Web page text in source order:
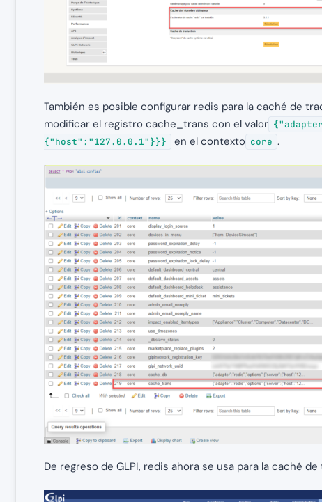
También es posible configurar redis para la caché de
modificar el registro cache_trans con el valor
{"host":"127.0.0.1"}}}
en el contexto core .
De regreso de GLPI, redis ahora se usa para la caché